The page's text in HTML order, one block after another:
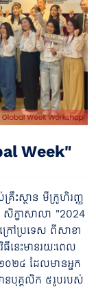
Week"
ះស្ថាន មីក្រូហិរញ្ញ
សិក្ខាសាលា "2024
រៅប្រទេស ពីសាខា
នេះមានរយៈពេល
២០២៤ ដែលមានអ្នក
នបុគ្គលិក ៥រូបរបស់